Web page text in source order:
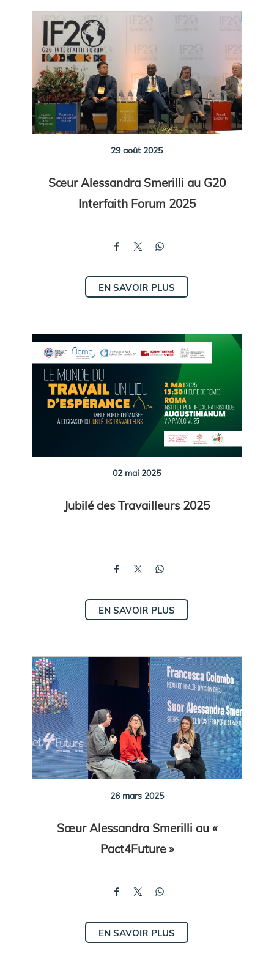
29 août 2025
Sœur Alessandra Smerilli au G20
Interfaith Forum 2025
EN SAVOIR PLUS
02 mai 2025
Jubilé des Travailleurs 2025
EN SAVOIR PLUS
26 mars 2025
Sœur Alessandra Smerilli au «
Pact4Future »
EN SAVOIR PLUS